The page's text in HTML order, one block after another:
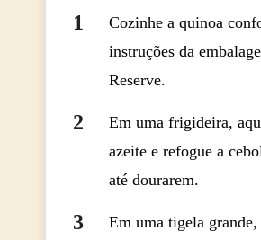
Cozinhe a quinoa
instruções da
Reserve.
Em uma frigideira,
azeite e refogue a
até dourarem.
Em uma tigela